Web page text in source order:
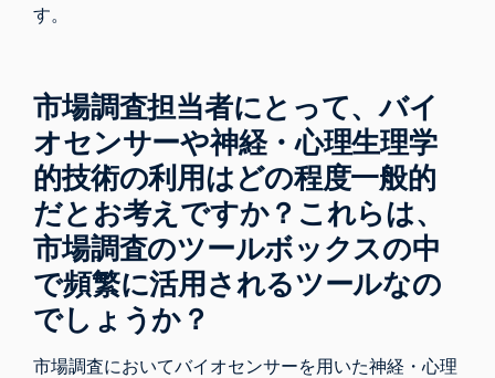
す。
市場調査担当者にとって、バイ
オセンサーや神経・心理生理学
的技術の利用はどの程度一般的
だとお考えですか？これらは、
市場調査のツールボックスの中
で頻繁に活用されるツールなの
でしょうか？
市場調査においてバイオセンサーを用いた神経・心理